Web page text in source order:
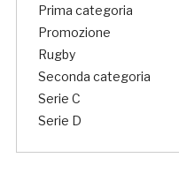
Prima categoria
Promozione
Rugby
Seconda categoria
Serie C
Serie D